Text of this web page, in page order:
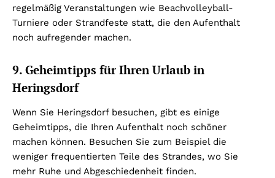
regelmäßig Veranstaltungen wie Beachvolleyball-
Turniere oder Strandfeste statt, die den Aufenthalt
noch aufregender machen.
9. Geheimtipps für Ihren Urlaub in
Heringsdorf
Wenn Sie Heringsdorf besuchen, gibt es einige
Geheimtipps, die Ihren Aufenthalt noch schöner
machen können. Besuchen Sie zum Beispiel die
weniger frequentierten Teile des Strandes, wo Sie
mehr Ruhe und Abgeschiedenheit finden.